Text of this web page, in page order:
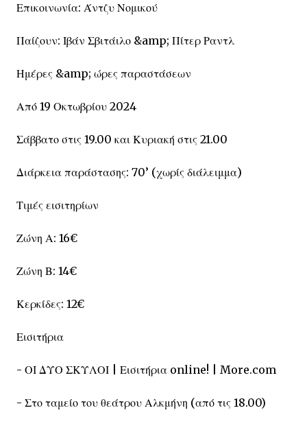
Επικοινωνία: Άντζυ Νομικού
Παίζουν: Ιβάν Σβιτάιλο &amp; Πίτερ Ραντλ
Ημέρες &amp; ώρες παραστάσεων
Από 19 Οκτωβρίου 2024
Σάββατο στις 19.00 και Κυριακή στις 21.00
Διάρκεια παράστασης: 70’ (χωρίς διάλειμμα)
Τιμές εισιτηρίων
Ζώνη Α: 16€
Ζώνη Β: 14€
Κερκίδες: 12€
Εισιτήρια
- ΟΙ ΔΥΟ ΣΚΥΛΟΙ | Εισιτήρια online! | More.com
- Στο ταμείο του θεάτρου Αλκμήνη (από τις 18.00)